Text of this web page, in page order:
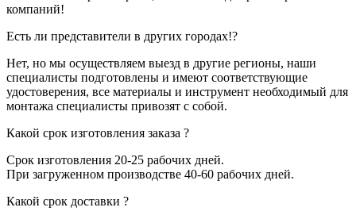
компаний!
Есть ли представители в других городах!?
Нет, но мы осуществляем выезд в другие регионы, наши
специалисты подготовлены и имеют соответствующие
удостоверения, все материалы и инструмент необходимый для
монтажа специалисты привозят с собой.
Какой срок изготовления заказа ?
Срок изготовления 20-25 рабочих дней.
При загруженном производстве 40-60 рабочих дней.
Какой срок доставки ?